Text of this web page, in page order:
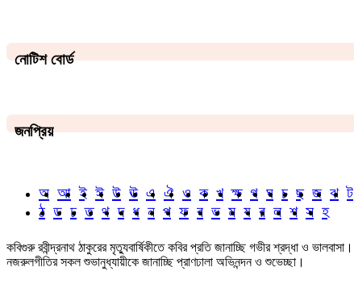
নোটিশ বোর্ড
জনপ্রিয়
অ আ ই ঈ উ ঊ এ ঐ ও ক খ ক্ষ গ ঘ চ ছ জ ঝ ট
ঠ ড ঢ ত থ দ ধ ন প ফ ব ভ ম য র ল শ স হ
কবিগুরু রবীন্দ্রনাথ ঠাকুরের মৃত্যুবার্ষিকীতে কবির প্রতি জানাচ্ছি গভীর শ্রদ্ধা ও ভালবাসা।
নজরুলগীতির সকল শুভানুধ্যায়ীকে জানাচ্ছি প্রাণঢালা অভিনন্দন ও শুভেচ্ছা।